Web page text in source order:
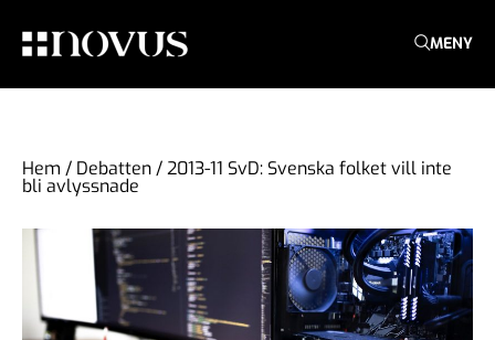
MENY
Hem / Debatten/2013-11 SvD: Svenska folket vill inte
bli avlyssnade